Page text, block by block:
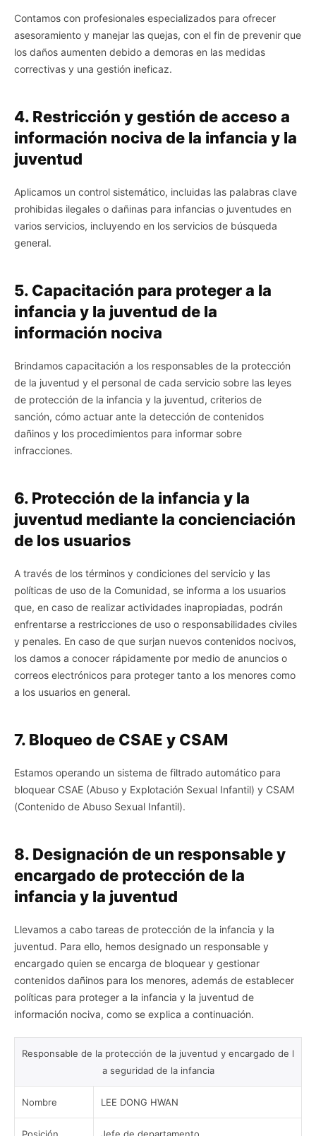
Contamos con profesionales especializados para ofrecer
asesoramiento y manejar las quejas, con el fin de prevenir que
los daños aumenten debido a demoras en las medidas
correctivas y una gestión ineficaz.
4. Restricción y gestión de acceso a
información nociva de la infancia y la
juventud
Aplicamos un control sistemático, incluidas las palabras clave
prohibidas ilegales o dañinas para infancias o juventudes en
varios servicios, incluyendo en los servicios de búsqueda
general.
5. Capacitación para proteger a la
infancia y la juventud de la
información nociva
Brindamos capacitación a los responsables de la protección
de la juventud y el personal de cada servicio sobre las leyes
de protección de la infancia y la juventud, criterios de
sanción, cómo actuar ante la detección de contenidos
dañinos y los procedimientos para informar sobre
infracciones.
6. Protección de la infancia y la
juventud mediante la concienciación
de los usuarios
A través de los términos y condiciones del servicio y las
políticas de uso de la Comunidad, se informa a los usuarios
que, en caso de realizar actividades inapropiadas, podrán
enfrentarse a restricciones de uso o responsabilidades civiles
y penales. En caso de que surjan nuevos contenidos nocivos,
los damos a conocer rápidamente por medio de anuncios o
correos electrónicos para proteger tanto a los menores como
a los usuarios en general.
7. Bloqueo de CSAE y CSAM
Estamos operando un sistema de filtrado automático para
bloquear CSAE (Abuso y Explotación Sexual Infantil) y CSAM
(Contenido de Abuso Sexual Infantil).
8. Designación de un responsable y
encargado de protección de la
infancia y la juventud
Llevamos a cabo tareas de protección de la infancia y la
juventud. Para ello, hemos designado un responsable y
encargado quien se encarga de bloquear y gestionar
contenidos dañinos para los menores, además de establecer
políticas para proteger a la infancia y la juventud de
información nociva, como se explica a continuación.
Responsable de la protección de la juventud y encargado de l
a seguridad de la infancia
Nombre LEE DONG HWAN